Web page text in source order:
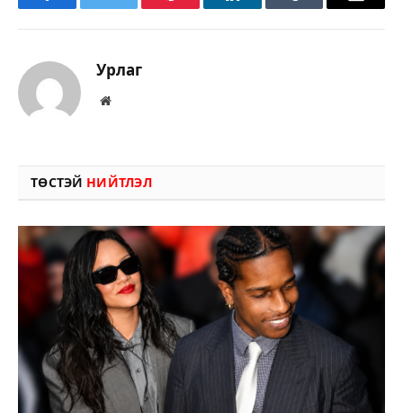
FacebookTwitter Pinterest LinkedInTumblr Имэйл
Урлаг
Вэбсайт
ТӨСТЭЙ НИЙТЛЭЛ